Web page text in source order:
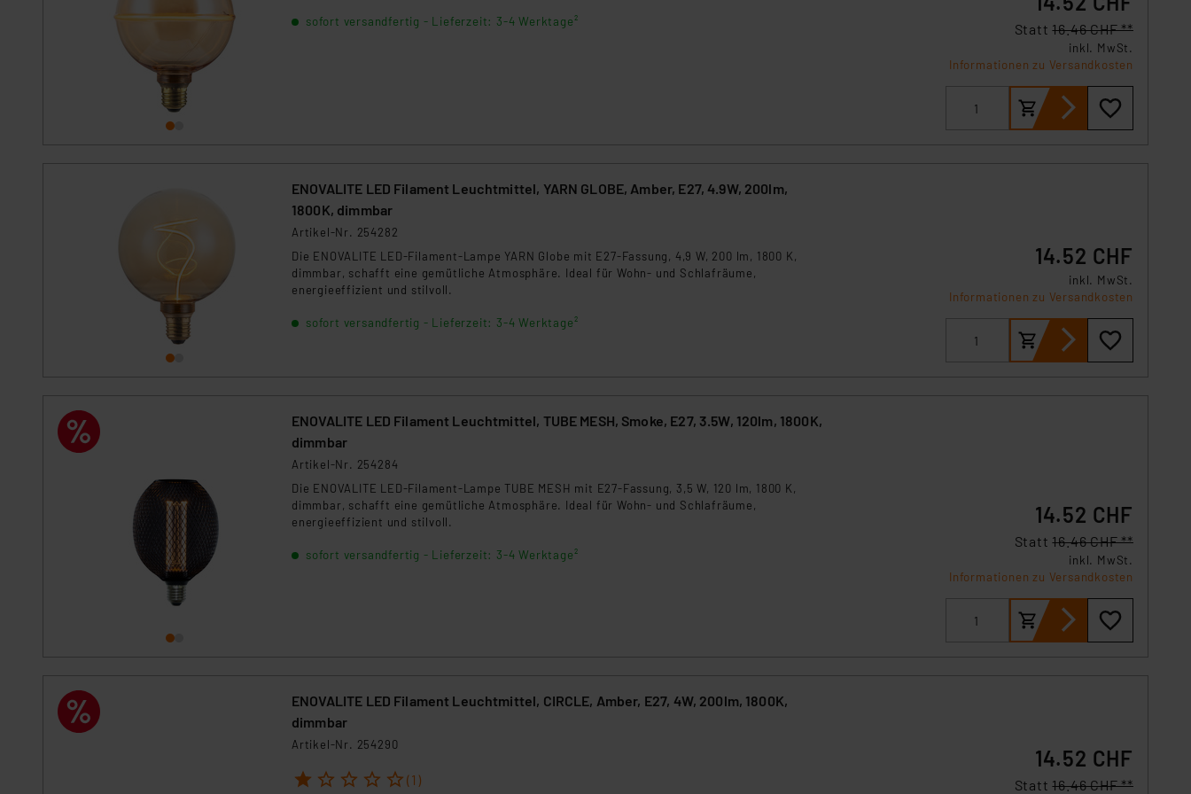
Für die USA besteht kein Angemessenheitsbeschluss der EU. Dies bedeutet, dass die USA als Land mit unzureichendem
Datenschutz nach EU-Standards eingestuft wird. So besteht etwa das Risiko, dass US-Behörden personenbezogene
Daten in Überwachungsprogrammen verarbeiten, ohne dass hiergegen Klagemöglichkeiten für Europäer bestehen.
sofort versandfertig - Lieferzeit: 3-4 Werktage² Statt16.46 CHF **
inkl. MwSt.
Informationen zu Versandkosten
ENOVALITE LED Filament Leuchtmittel, YARN GLOBE, Amber, E27, 4.9W, 200lm,
1800K, dimmbar
Artikel-Nr. 254282
Die ENOVALITE LED-Filament-Lampe YARN Globe mit E27-Fassung, 4,9 W, 200 lm, 1800 K,
dimmbar, schafft eine gemütliche Atmosphäre. Ideal für Wohn- und Schlafräume,
energieeffizient und stilvoll.
sofort versandfertig - Lieferzeit: 3-4 Werktage²
14.52 CHF
inkl. MwSt.
Informationen zu Versandkosten
ENOVALITE LED Filament Leuchtmittel, TUBE MESH, Smoke, E27, 3.5W, 120lm, 1800K,
dimmbar
Artikel-Nr. 254284
Die ENOVALITE LED-Filament-Lampe TUBE MESH mit E27-Fassung, 3,5 W, 120 lm, 1800 K,
dimmbar, schafft eine gemütliche Atmosphäre. Ideal für Wohn- und Schlafräume,
energieeffizient und stilvoll.
sofort versandfertig - Lieferzeit: 3-4 Werktage²
14.52 CHF
Statt16.46 CHF **
inkl. MwSt.
Informationen zu Versandkosten
ENOVALITE LED Filament Leuchtmittel, CIRCLE, Amber, E27, 4W, 200lm, 1800K,
dimmbar
Artikel-Nr. 254290
1 2 3 4 5 (1)
14.52 CHF
Statt16.46 CHF **